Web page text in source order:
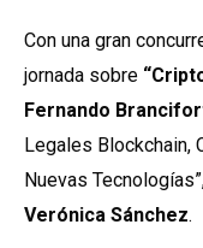
Con una gran
jornada sobre
Fernando
Legales Blockchain,
Nuevas
Verónica Sánchez.